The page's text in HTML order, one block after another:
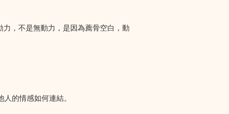
，不是無動力，是因為薦骨空白，動
的情感如何連結。